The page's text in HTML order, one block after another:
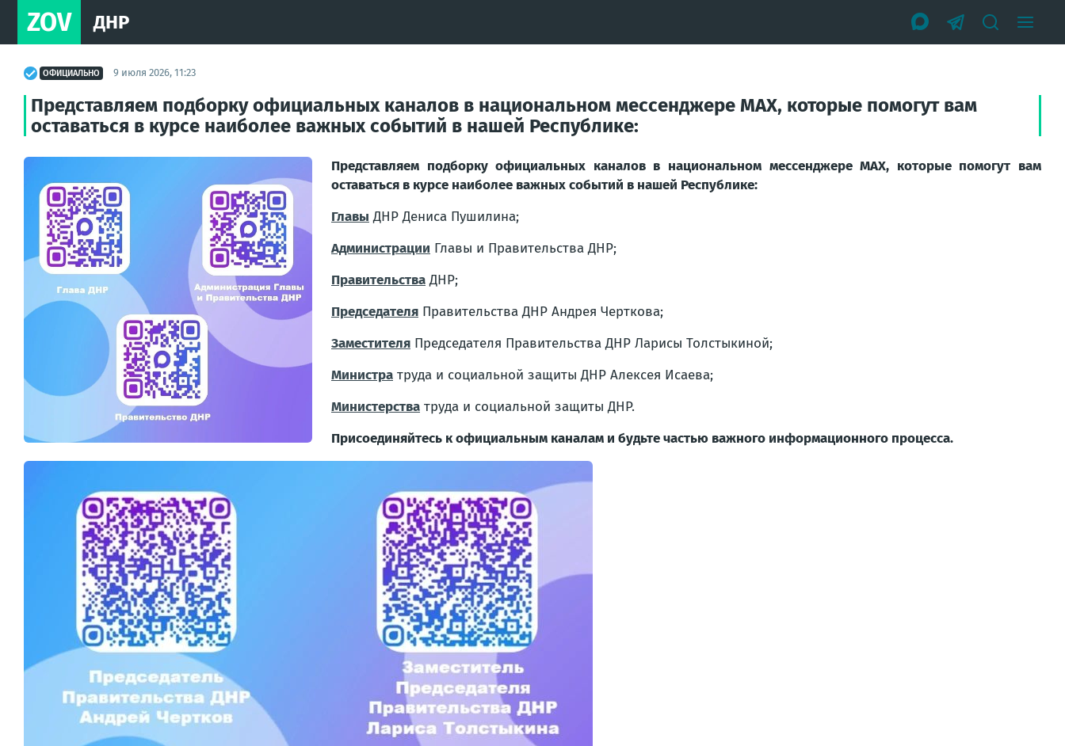
ZOV ДНР
ОФИЦИАЛЬНО 9 июля 2026, 11:23
Представляем подборку официальных каналов в национальном мессенджере МАХ, которые помогут вам
оставаться в курсе наиболее важных событий в нашей Республике:
Представляем подборку официальных каналов в национальном мессенджере МАХ, которые помогут вам
оставаться в курсе наиболее важных событий в нашей Республике:
Главы ДНР Дениса Пушилина;
Администрации Главы и Правительства ДНР;
ПравительстваДНР;
Председателя Правительства ДНР Андрея Черткова;
Заместителя Председателя Правительства ДНР Ларисы Толстыкиной;
Министра труда и социальной защиты ДНР Алексея Исаева;
Министерства труда и социальной защиты ДНР.
Присоединяйтесь к официальным каналам и будьте частью важного информационного процесса.